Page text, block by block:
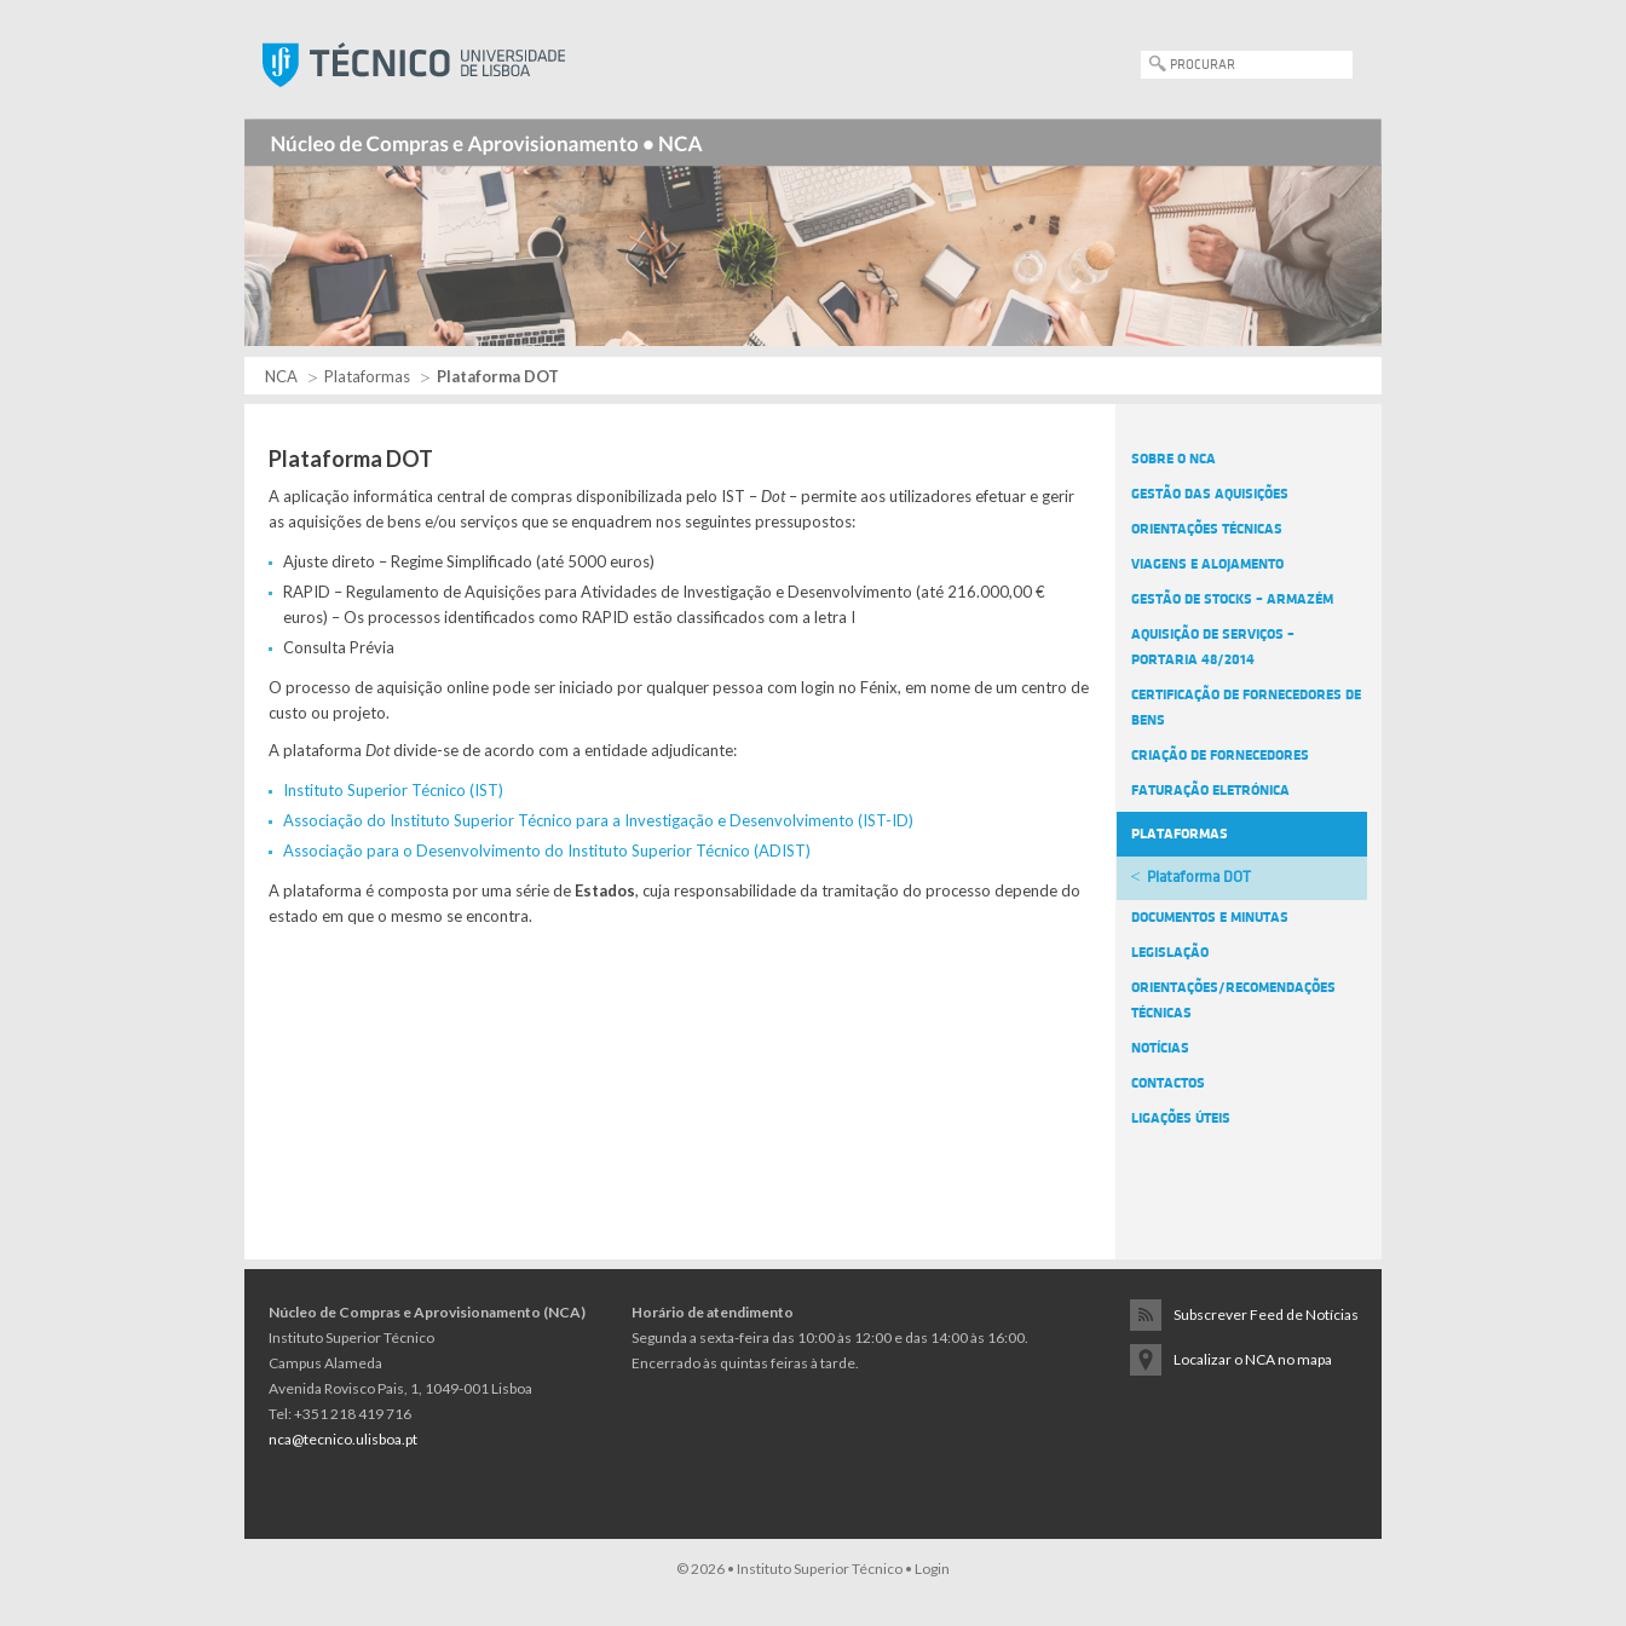
NCA Plataformas Plataforma DOT
Plataforma DOT
A aplicação informática central de compras disponibilizada pelo IST –Dot– permite aos utilizadores efetuar e gerir
as aquisições de bens e/ou serviços que se enquadrem nos seguintes pressupostos:
Ajuste direto – Regime Simplificado (até 5000 euros)
RAPID – Regulamento de Aquisições para Atividades de Investigação e Desenvolvimento (até 216.000,00 €
euros) – Os processos identificados como RAPID estão classificados com a letra I
Consulta Prévia
O processo de aquisição online pode ser iniciado por qualquer pessoa com login no Fénix, em nome de um centro de
custo ou projeto.
A plataforma Dotdivide-se de acordo com a entidade adjudicante:
Instituto Superior Técnico (IST)
Associação do Instituto Superior Técnico para a Investigação e Desenvolvimento (IST-ID)
Associação para o Desenvolvimento do Instituto Superior Técnico (ADIST)
A plataforma é composta por uma série de Estados, cuja responsabilidade da tramitação do processo depende do
estado em que o mesmo se encontra.
SOBRE O NCA
GESTÃO DAS AQUISIÇÕES
ORIENTAÇÕES TÉCNICAS
VIAGENS E ALOJAMENTO
GESTÃO DE STOCKS – ARMAZÉM
AQUISIÇÃO DE SERVIÇOS –
PORTARIA 48/2014
CERTIFICAÇÃO DE FORNECEDORES DE
BENS
CRIAÇÃO DE FORNECEDORES
FATURAÇÃO ELETRÓNICA
PLATAFORMAS
Plataforma DOT
DOCUMENTOS E MINUTAS
LEGISLAÇÃO
ORIENTAÇÕES/RECOMENDAÇÕES
TÉCNICAS
NOTÍCIAS
CONTACTOS
LIGAÇÕES ÚTEIS
Núcleo de Compras e Aprovisionamento (NCA)
Instituto Superior Técnico
Campus Alameda
Avenida Rovisco Pais, 1, 1049-001 Lisboa
Tel: +351 218 419 716
nca@tecnico.ulisboa.pt
Horário de atendimento
Segunda a sexta-feira das 10:00 às 12:00 e das 14:00 às 16:00.
Encerrado às quintas feiras à tarde.
Subscrever Feed de Notícias
Localizar o NCA no mapa
© 2026 • Instituto Superior Técnico • Login